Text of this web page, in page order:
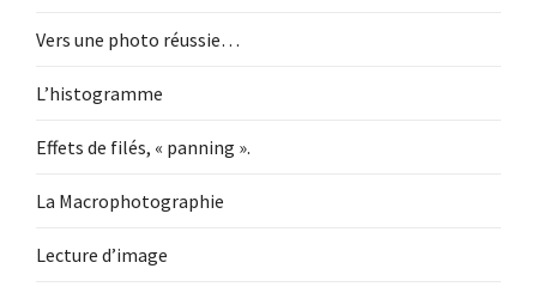
Vers une photo réussie…
L’histogramme
Effets de filés, « panning ».
La Macrophotographie
Lecture d’image